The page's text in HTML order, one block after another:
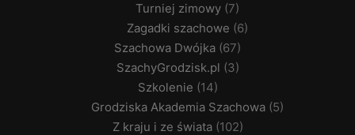
Turniej zimowy (7)
Zagadki szachowe (6)
Szachowa Dwójka (67)
SzachyGrodzisk.pl (3)
Szkolenie (14)
Grodziska Akademia Szachowa (5)
Z kraju i ze świata(102)